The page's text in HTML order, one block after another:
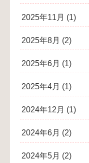
2025年11月 (1)
2025年8月 (2)
2025年6月 (1)
2025年4月 (1)
2024年12月 (1)
2024年6月 (2)
2024年5月 (2)